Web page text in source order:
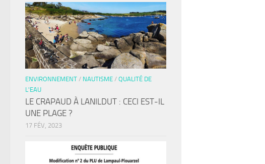
ENVIRONNEMENT / NAUTISME / QUALITÉ DE
L'EAU
LE CRAPAUD À LANILDUT : CECI EST-IL
UNE PLAGE ?
17 FÉV, 2023